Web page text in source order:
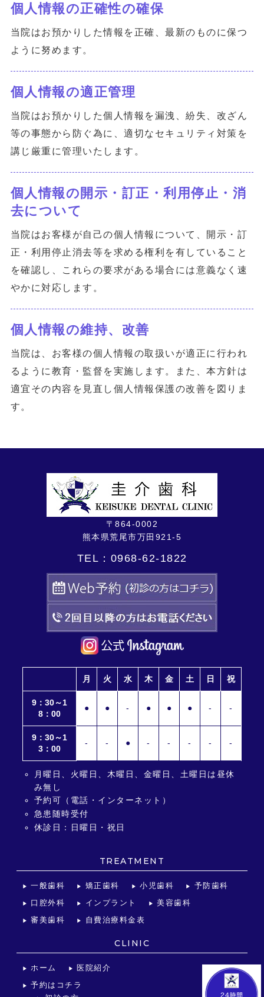
個人情報の正確性の確保
当院はお預かりした情報を正確、最新のものに保つ
ように努めます。
個人情報の適正管理
当院はお預かりした個人情報を漏洩、紛失、改ざん
等の事態から防ぐ為に、適切なセキュリティ対策を
講じ厳重に管理いたします。
個人情報の開示・訂正・利用停止・消
去について
当院はお客様が自己の個人情報について、開示・訂
正・利用停止消去等を求める権利を有していること
を確認し、これらの要求がある場合には意義なく速
やかに対応します。
個人情報の維持、改善
当院は、お客様の個人情報の取扱いが適正に行われ
るように教育・監督を実施します。また、本方針は
適宜その内容を見直し個人情報保護の改善を図りま
す。
〒864-0002
熊本県荒尾市万田921-5
TEL： 0968-62-1822
月 火 水 木 金 土 日 祝
9：30～1
8：00
● ● - ● ● ● - -
9：30～1
3：00
- - ● - - - - -
月曜日、火曜日、木曜日、金曜日、土曜日は昼休
み無し
予約可（電話・インターネット）
急患随時受付
休診日：日曜日・祝日
TREATMENT
一般歯科 矯正歯科 小児歯科
予防歯科
口腔外科
インプラント
美容歯科
審美歯科
自費治療料金表
CLINIC
ホーム
医院紹介
予約はコチラ